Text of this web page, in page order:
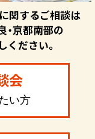
関するご相談は
・京都南部の
ください。
会
い方